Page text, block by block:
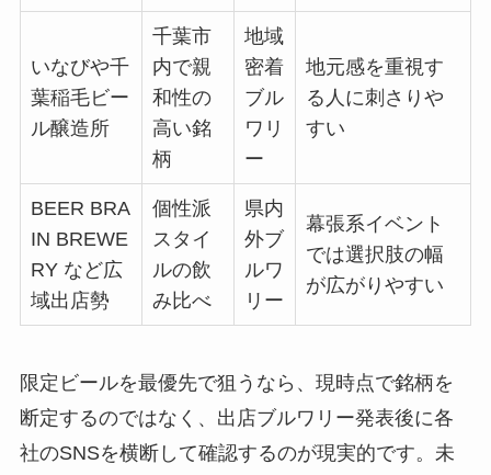
いなびや千
葉稲毛ビー
ル醸造所
千葉市
内で親
和性の
高い銘
柄
地域
密着
ブル
ワリ
ー
地元感を重視す
る人に刺さりや
すい
BEER BRA
IN BREWE
RY など広
域出店勢
個性派
スタイ
ルの飲
み比べ
県内
外ブ
ルワ
リー
幕張系イベント
では選択肢の幅
が広がりやすい
限定ビールを最優先で狙うなら、現時点で銘柄を
断定するのではなく、出店ブルワリー発表後に各
社のSNSを横断して確認するのが現実的です。未